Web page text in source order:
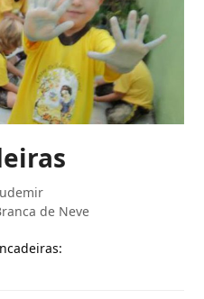
de Neve